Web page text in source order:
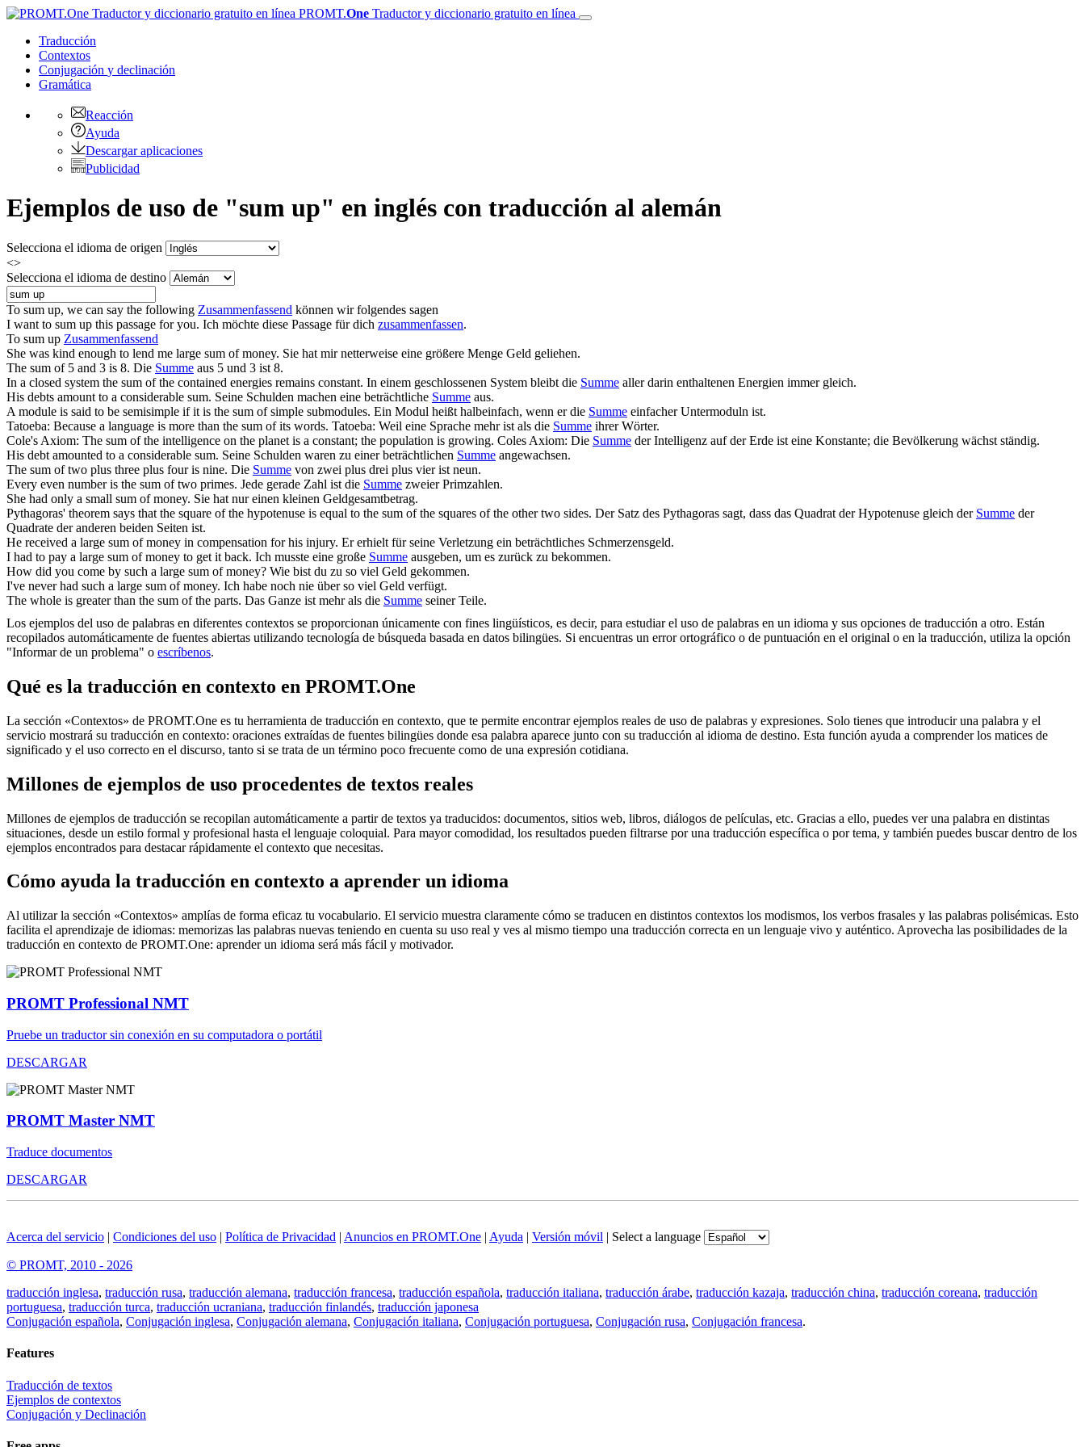
PROMT.One Traductor y diccionario gratuito en línea
Traducción
Contextos
Conjugación y declinación
Gramática
Reacción
Ayuda
Descargar aplicaciones
Publicidad
Ejemplos de uso de "sum up" en inglés con traducción al alemán
Selecciona el idioma de origen
<>
Selecciona el idioma de destino
To sum up, we can say the following Zusammenfassend können wir folgendes sagen
I want to sum up this passage for you. Ich möchte diese Passage für dich zusammenfassen.
To sum up Zusammenfassend
She was kind enough to lend me large sum of money. Sie hat mir netterweise eine größere Menge Geld geliehen.
The sum of 5 and 3 is 8. Die Summe aus 5 und 3 ist 8.
In a closed system the sum of the contained energies remains constant. In einem geschlossenen System bleibt die Summe aller darin enthaltenen Energien immer gleich.
His debts amount to a considerable sum. Seine Schulden machen eine beträchtliche Summe aus.
A module is said to be semisimple if it is the sum of simple submodules. Ein Modul heißt halbeinfach, wenn er die Summe einfacher Untermoduln ist.
Tatoeba: Because a language is more than the sum of its words. Tatoeba: Weil eine Sprache mehr ist als die Summe ihrer Wörter.
Cole's Axiom: The sum of the intelligence on the planet is a constant; the population is growing. Coles Axiom: Die Summe der Intelligenz auf der Erde ist eine Konstante; die Bevölkerung wächst ständig.
His debt amounted to a considerable sum. Seine Schulden waren zu einer beträchtlichen Summe angewachsen.
The sum of two plus three plus four is nine. Die Summe von zwei plus drei plus vier ist neun.
Every even number is the sum of two primes. Jede gerade Zahl ist die Summe zweier Primzahlen.
She had only a small sum of money. Sie hat nur einen kleinen Geldgesamtbetrag.
Pythagoras' theorem says that the square of the hypotenuse is equal to the sum of the squares of the other two sides. Der Satz des Pythagoras sagt, dass das Quadrat der Hypotenuse gleich der Summe der
Quadrate der anderen beiden Seiten ist.
He received a large sum of money in compensation for his injury. Er erhielt für seine Verletzung ein beträchtliches Schmerzensgeld.
I had to pay a large sum of money to get it back. Ich musste eine große Summe ausgeben, um es zurück zu bekommen.
How did you come by such a large sum of money? Wie bist du zu so viel Geld gekommen.
I've never had such a large sum of money. Ich habe noch nie über so viel Geld verfügt.
The whole is greater than the sum of the parts. Das Ganze ist mehr als die Summe seiner Teile.
Los ejemplos del uso de palabras en diferentes contextos se proporcionan únicamente con fines lingüísticos, es decir, para estudiar el uso de palabras en un idioma y sus opciones de traducción a otro. Están
recopilados automáticamente de fuentes abiertas utilizando tecnología de búsqueda basada en datos bilingües. Si encuentras un error ortográfico o de puntuación en el original o en la traducción, utiliza la opción
"Informar de un problema" o escríbenos.
Qué es la traducción en contexto en PROMT.One
La sección «Contextos» de PROMT.One es tu herramienta de traducción en contexto, que te permite encontrar ejemplos reales de uso de palabras y expresiones. Solo tienes que introducir una palabra y el
servicio mostrará su traducción en contexto: oraciones extraídas de fuentes bilingües donde esa palabra aparece junto con su traducción al idioma de destino. Esta función ayuda a comprender los matices de
significado y el uso correcto en el discurso, tanto si se trata de un término poco frecuente como de una expresión cotidiana.
Millones de ejemplos de uso procedentes de textos reales
Millones de ejemplos de traducción se recopilan automáticamente a partir de textos ya traducidos: documentos, sitios web, libros, diálogos de películas, etc. Gracias a ello, puedes ver una palabra en distintas
situaciones, desde un estilo formal y profesional hasta el lenguaje coloquial. Para mayor comodidad, los resultados pueden filtrarse por una traducción específica o por tema, y también puedes buscar dentro de los
ejemplos encontrados para destacar rápidamente el contexto que necesitas.
Cómo ayuda la traducción en contexto a aprender un idioma
Al utilizar la sección «Contextos» amplías de forma eficaz tu vocabulario. El servicio muestra claramente cómo se traducen en distintos contextos los modismos, los verbos frasales y las palabras polisémicas. Esto
facilita el aprendizaje de idiomas: memorizas las palabras nuevas teniendo en cuenta su uso real y ves al mismo tiempo una traducción correcta en un lenguaje vivo y auténtico. Aprovecha las posibilidades de la
traducción en contexto de PROMT.One: aprender un idioma será más fácil y motivador.
PROMT Professional NMT
Pruebe un traductor sin conexión en su computadora o portátil
DESCARGAR
PROMT Master NMT
Traduce documentos
DESCARGAR
Acerca del servicio | Condiciones del uso | Política de Privacidad | Anuncios en PROMT.One | Ayuda | Versión móvil | Select a language
© PROMT, 2010 - 2026
traducción inglesa, traducción rusa, traducción alemana, traducción francesa, traducción española, traducción italiana, traducción árabe, traducción kazaja, traducción china, traducción coreana, traducción
portuguesa, traducción turca, traducción ucraniana, traducción finlandés, traducción japonesa
Conjugación española, Conjugación inglesa, Conjugación alemana, Conjugación italiana, Conjugación portuguesa, Conjugación rusa, Conjugación francesa.
Features
Traducción de textos
Ejemplos de contextos
Conjugación y Declinación